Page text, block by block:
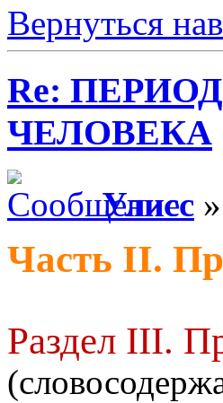
Вернуться
Re:
ЧЕЛОВЕКА
Улисс
Часть II.
Раздел III.